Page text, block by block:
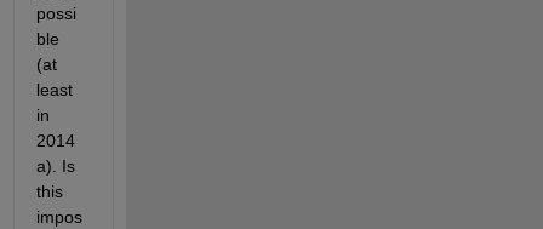
possi
ble
(at
least
in
2014
a). Is
this
impos